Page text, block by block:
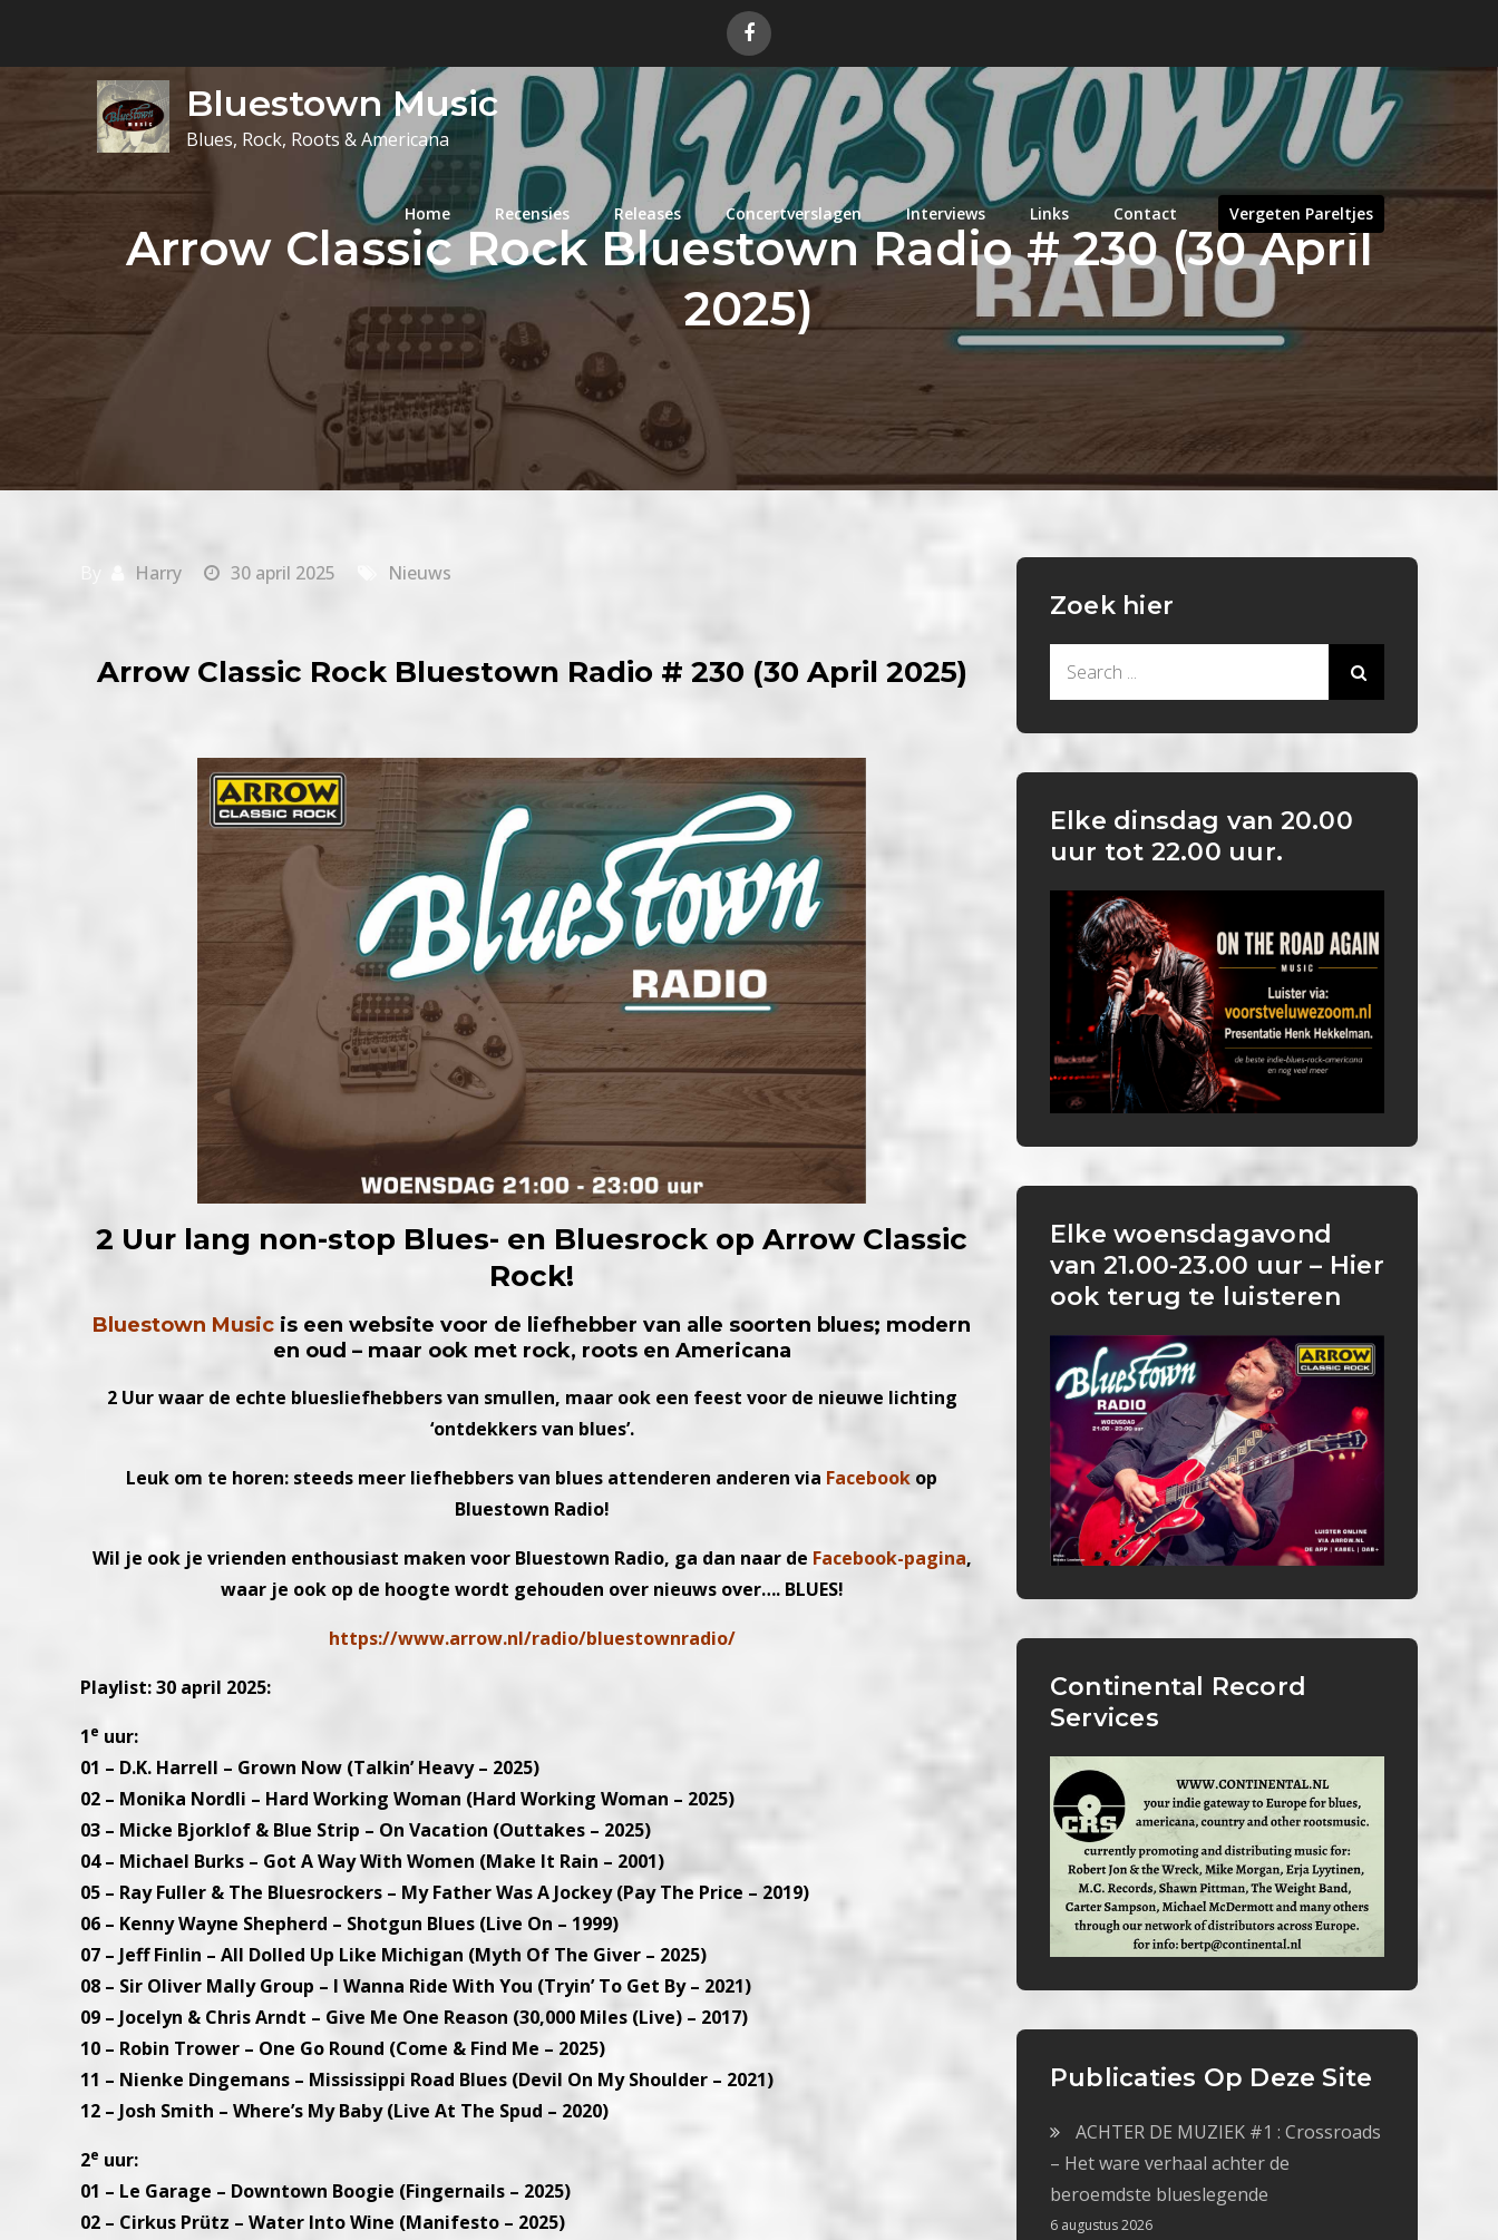
Bluestown Music
Blues, Rock, Roots & Americana
Home Recensies Releases Concertverslagen Interviews Links Contact Vergeten Pareltjes
Arrow Classic Rock Bluestown Radio # 230 (30 April
2025)
Harry 30 april 2025 Nieuws
Arrow Classic Rock Bluestown Radio # 230 (30 April 2025)
2 Uur lang non-stop Blues- en Bluesrock op Arrow Classic
Rock!
Bluestown Music is een website voor de liefhebber van alle soorten blues; modern
en oud – maar ook met rock, roots en Americana
2 Uur waar de echte bluesliefhebbers van smullen, maar ook een feest voor de nieuwe lichting
‘ontdekkers van blues’.
Leuk om te horen: steeds meer liefhebbers van blues attenderen anderen via Facebook op
Bluestown Radio!
Wil je ook je vrienden enthousiast maken voor Bluestown Radio, ga dan naar de Facebook-pagina,
waar je ook op de hoogte wordt gehouden over nieuws over…. BLUES!
https://www.arrow.nl/radio/bluestownradio/
Playlist: 30 april 2025:
1e uur:
01 – D.K. Harrell – Grown Now (Talkin’ Heavy – 2025)
02 – Monika Nordli – Hard Working Woman (Hard Working Woman – 2025)
03 – Micke Bjorklof & Blue Strip – On Vacation (Outtakes – 2025)
04 – Michael Burks – Got A Way With Women (Make It Rain – 2001)
05 – Ray Fuller & The Bluesrockers – My Father Was A Jockey (Pay The Price – 2019)
06 – Kenny Wayne Shepherd – Shotgun Blues (Live On – 1999)
07 – Jeff Finlin – All Dolled Up Like Michigan (Myth Of The Giver – 2025)
08 – Sir Oliver Mally Group – I Wanna Ride With You (Tryin’ To Get By – 2021)
09 – Jocelyn & Chris Arndt – Give Me One Reason (30,000 Miles (Live) – 2017)
10 – Robin Trower – One Go Round (Come & Find Me – 2025)
11 – Nienke Dingemans – Mississippi Road Blues (Devil On My Shoulder – 2021)
12 – Josh Smith – Where’s My Baby (Live At The Spud – 2020)
2e uur:
01 – Le Garage – Downtown Boogie (Fingernails – 2025)
02 – Cirkus Prütz – Water Into Wine (Manifesto – 2025)
Zoek hier
Elke dinsdag van 20.00
uur tot 22.00 uur.
Elke woensdagavond
van 21.00-23.00 uur – Hier
ook terug te luisteren
Continental Record
Services
Publicaties Op Deze Site
ACHTER DE MUZIEK #1 : Crossroads
– Het ware verhaal achter de
beroemdste blueslegende
6 augustus 2026